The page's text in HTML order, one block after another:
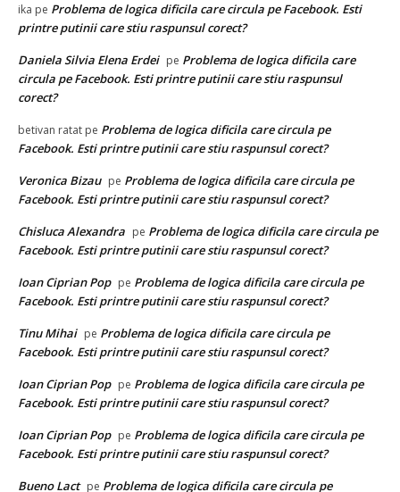
ika pe Problema de logica dificila care circula pe Facebook. Esti
printre putinii care stiu raspunsul corect?
Daniela Silvia Elena Erdei pe Problema de logica dificila care
circula pe Facebook. Esti printre putinii care stiu raspunsul
corect?
betivan ratat pe Problema de logica dificila care circula pe
Facebook. Esti printre putinii care stiu raspunsul corect?
Veronica Bizau pe Problema de logica dificila care circula pe
Facebook. Esti printre putinii care stiu raspunsul corect?
Chisluca Alexandra pe Problema de logica dificila care circula pe
Facebook. Esti printre putinii care stiu raspunsul corect?
Ioan Ciprian Pop pe Problema de logica dificila care circula pe
Facebook. Esti printre putinii care stiu raspunsul corect?
Tinu Mihai pe Problema de logica dificila care circula pe
Facebook. Esti printre putinii care stiu raspunsul corect?
Ioan Ciprian Pop pe Problema de logica dificila care circula pe
Facebook. Esti printre putinii care stiu raspunsul corect?
Ioan Ciprian Pop pe Problema de logica dificila care circula pe
Facebook. Esti printre putinii care stiu raspunsul corect?
Bueno Lact pe Problema de logica dificila care circula pe